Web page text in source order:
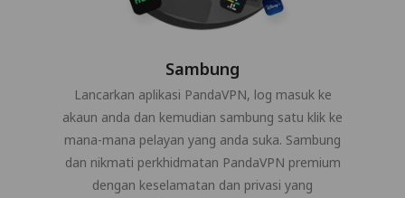
Sambung
Lancarkan aplikasi PandaVPN, log masuk ke
akaun anda dan kemudian sambung satu klik ke
mana-mana pelayan yang anda suka. Sambung
dan nikmati perkhidmatan PandaVPN premium
dengan keselamatan dan privasi yang